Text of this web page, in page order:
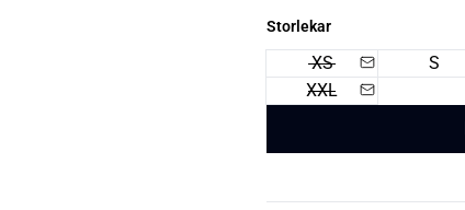
Storlekar
XS S
XXL